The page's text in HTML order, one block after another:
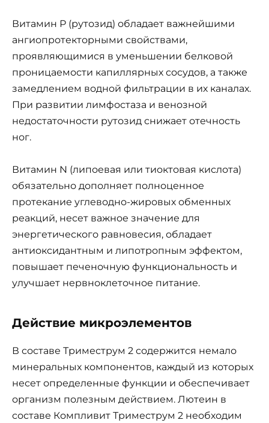
Витамин Р (рутозид) обладает важнейшими
ангиопротекторными свойствами,
проявляющимися в уменьшении белковой
проницаемости капиллярных сосудов, а также
замедлением водной фильтрации в их каналах.
При развитии лимфостаза и венозной
недостаточности рутозид снижает отечность
ног.
Витамин N (липоевая или тиоктовая кислота)
обязательно дополняет полноценное
протекание углеводно-жировых обменных
реакций, несет важное значение для
энергетического равновесия, обладает
антиоксидантным и липотропным эффектом,
повышает печеночную функциональность и
улучшает нервноклеточное питание.
Действие микроэлементов
В составе Триместрум 2 содержится немало
минеральных компонентов, каждый из которых
несет определенные функции и обеспечивает
организм полезным действием. Лютеин в
составе Компливит Триместрум 2 необходим